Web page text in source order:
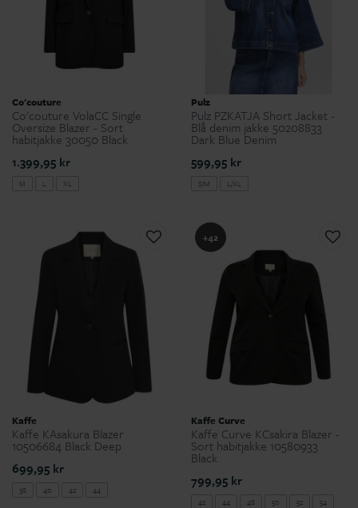
Co'couture
Co'couture VolaCC Single
Oversize Blazer - Sort
habitjakke 30050 Black
1.399,95 kr
M L XL
Pulz
Pulz PZKATJA Short Jacket -
Blå denim jakke 50208833
Dark Blue Denim
599,95 kr
S/M L/XL
Kaffe
Kaffe KAsakura Blazer
10506684 Black Deep
699,95 kr
38 40 42 44
+42
Kaffe Curve
Kaffe Curve KCsakira Blazer -
Sort habitjakke 10580933
Black
799,95 kr
42 44 48 50 52 54